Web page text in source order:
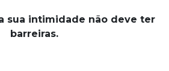
sua intimidade não deve ter
barreiras.